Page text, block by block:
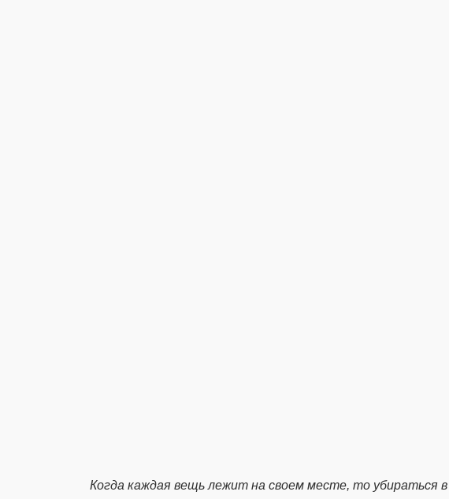
Когда каждая вещь лежит на своем месте, то убираться